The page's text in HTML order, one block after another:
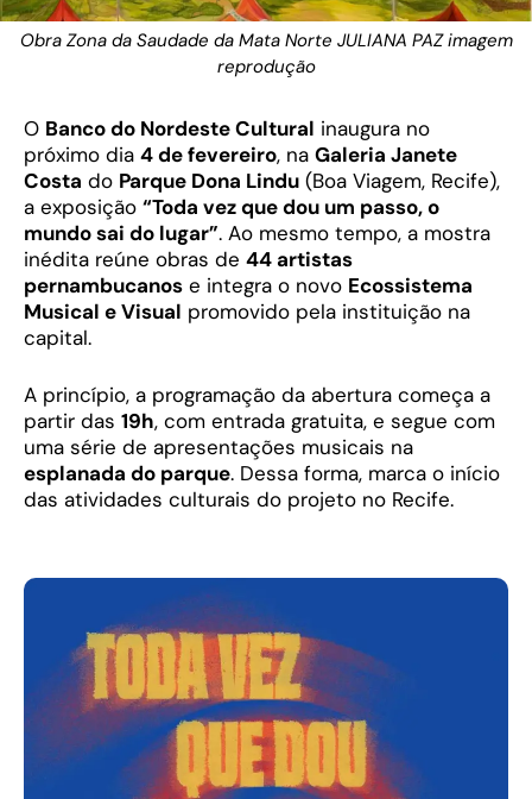
Obra Zona da Saudade da Mata Norte JULIANA PAZ imagem
reprodução
O Banco do Nordeste Cultural inaugura no
próximo dia 4 de fevereiro, na Galeria Janete
Costa do Parque Dona Lindu (Boa Viagem, Recife),
a exposição “Toda vez que dou um passo, o
mundo sai do lugar”. Ao mesmo tempo, a mostra
inédita reúne obras de 44 artistas
pernambucanos e integra o novo Ecossistema
Musical e Visual promovido pela instituição na
capital.
A princípio, a programação da abertura começa a
partir das 19h, com entrada gratuita, e segue com
uma série de apresentações musicais na
esplanada do parque. Dessa forma, marca o início
das atividades culturais do projeto no Recife.